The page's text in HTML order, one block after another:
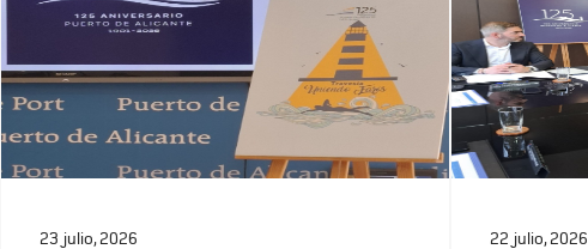
23 julio, 2026 22 julio, 2026